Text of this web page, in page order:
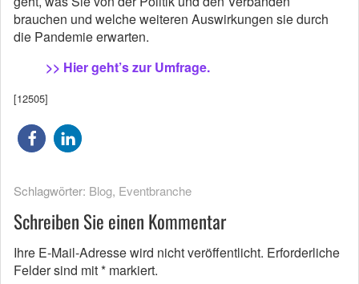
brauchen und welche weiteren Auswirkungen sie durch
die Pandemie erwarten.
>> Hier geht’s zur Umfrage.
[12505]
Schlagwörter: Blog, Eventbranche
Schreiben Sie einen Kommentar
Ihre E-Mail-Adresse wird nicht veröffentlicht. Erforderliche
Felder sind mit* markiert.